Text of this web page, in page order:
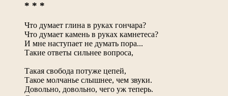
* * *
Что думает глина в руках гончара?
Что думает камень в руках камнетеса?
И мне наступает не думать пора...
Такие ответы сильнее вопроса,
Такая свобода потуже цепей,
Такое молчанье слышнее, чем звуки.
Довольно, довольно, чего уж теперь.